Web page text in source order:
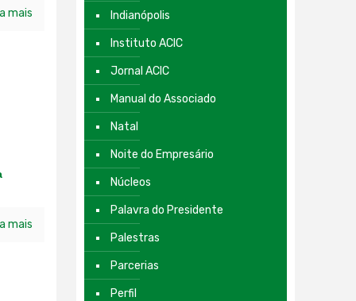
mais
mais
Indianópolis
Instituto ACIC
Jornal ACIC
Manual do Associado
Natal
Noite do Empresário
Núcleos
Palavra do Presidente
Palestras
Parcerias
Perfil